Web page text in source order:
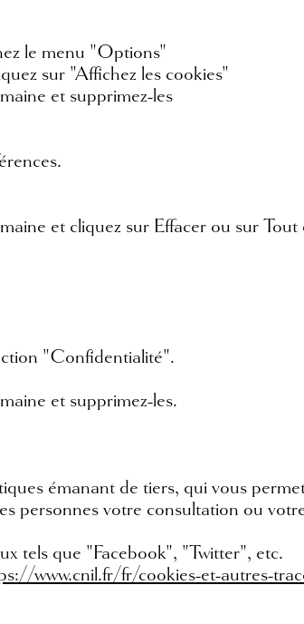
le menu "Options"
sur "Affichez les cookies"
et supprimez-les
et cliquez sur Effacer ou sur
"Confidentialité".
et supprimez-les.
émanant de tiers, qui vous
personnes votre consultation ou
tels que "Facebook", "Twitter", etc.
www.cnil.fr/fr/cookies-et-autres-